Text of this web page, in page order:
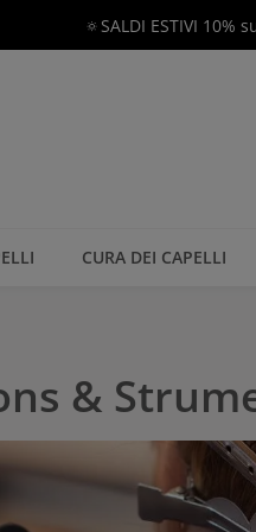
🔅SALDI ESTIVI 10%
CURA DEI CAPELLI
&